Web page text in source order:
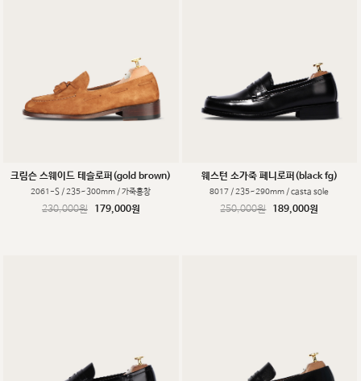
크림슨 스웨이드 테슬로퍼(gold brown)
2061-S / 235~300mm / 가죽홍창
230,000원 179,000원
웨스턴 소가죽 페니로퍼(black fg)
8017 / 235~290mm / casta sole
250,000원 189,000원